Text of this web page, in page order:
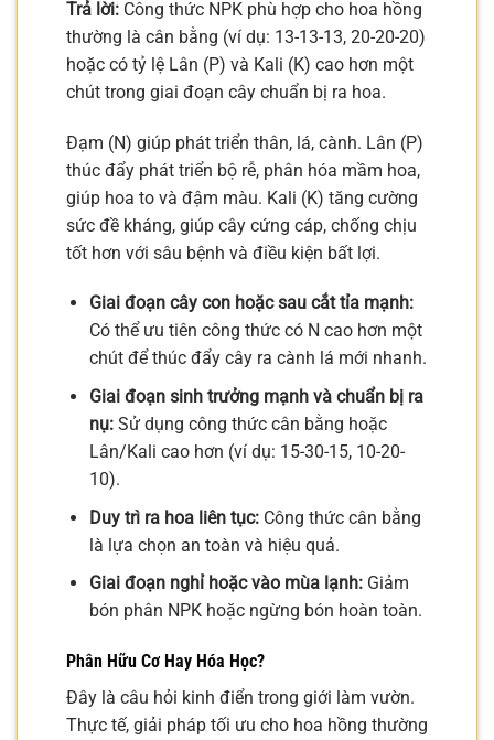
Trả lời: Công thức NPK phù hợp cho hoa hồng
thường là cân bằng (ví dụ: 13-13-13, 20-20-20)
hoặc có tỷ lệ Lân (P) và Kali (K) cao hơn một
chút trong giai đoạn cây chuẩn bị ra hoa.
Đạm (N) giúp phát triển thân, lá, cành. Lân (P)
thúc đẩy phát triển bộ rễ, phân hóa mầm hoa,
giúp hoa to và đậm màu. Kali (K) tăng cường
sức đề kháng, giúp cây cứng cáp, chống chịu
tốt hơn với sâu bệnh và điều kiện bất lợi.
Giai đoạn cây con hoặc sau cắt tỉa mạnh:
Có thể ưu tiên công thức có N cao hơn một
chút để thúc đẩy cây ra cành lá mới nhanh.
Giai đoạn sinh trưởng mạnh và chuẩn bị ra
nụ:Sử dụng công thức cân bằng hoặc
Lân/Kali cao hơn (ví dụ: 15-30-15, 10-20-
10).
Duy trì ra hoa liên tục:Công thức cân bằng
là lựa chọn an toàn và hiệu quả.
Giai đoạn nghỉ hoặc vào mùa lạnh:Giảm
bón phân NPK hoặc ngừng bón hoàn toàn.
Phân Hữu Cơ Hay Hóa Học?
Đây là câu hỏi kinh điển trong giới làm vườn.
Thực tế, giải pháp tối ưu cho hoa hồng thường